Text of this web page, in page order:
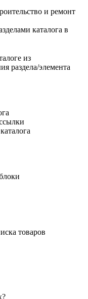
и ремонт
каталога в
из
раздела/элемента
товаров
?